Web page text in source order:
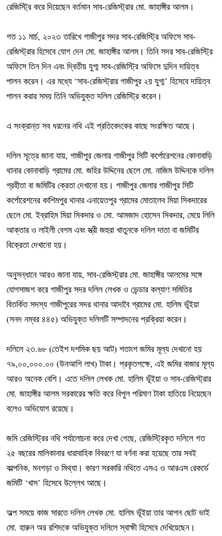
রেজিস্ট্রি করে দিয়েছেন বর্তমান সাব-রেজিস্ট্রার মো. জাহাঙ্গীর আলম।
গত ১১ মার্চ, ২০২৩ তারিখে গাজীপুর সদর সাব-রেজিস্ট্রি অফিসে সাব-
রেজিস্ট্রার হিসেবে যোগ দেন মো. জাহাঙ্গীর আলম। তিনি সদর সাব-রেজিস্ট্রি
অফিসে তিন দিন এবং দ্বিতীয় যুগ্ম সাব-রেজিস্ট্রি অফিসে দুদিন দায়িত্ব
পালন করেন। এর মধ্যে ‘সাব-রেজিস্ট্রার গাজীপুর ২য় যুগ্ম’ হিসেবে দায়িত্ব
পালন করার সময় তিনি অভিযুক্ত দলিল রেজিস্ট্রি করেন।
এ সংক্রান্ত সব ধরনের নথি এই প্রতিবেদকের কাছে সংরক্ষিত আছে।
দলিল সূত্রে জানা যায়, গাজীপুর জেলার গাজীপুর সিটি কর্পোরেশনের কোনাবাড়ি
থানার কোনাবাড়ি গ্রামের মো. জহির উদ্দিনের ছেলে মো. নাজিম উদ্দিনকে দলিল
গ্রহীতা বা জমিটির ক্রেতা দেখানো হয়। গাজীপুর জেলার গাজীপুর সিটি
কর্পোরেশনের কাশিমপুর থানার এনায়েতপুর গ্রামের মোতালেব মিয়া সিকদারের
ছেলে মো. ইব্রাহিম মিয়া সিকদার ও মো. আমজাদ হোসেন সিকদার, মেয়ে লিলি
আক্তার ও লাইলী বেগম এবং স্ত্রী জহুরা খাতুনকে দলিল দাতা বা জমিটির
বিক্রেতা দেখানো হয়।
অনুসন্ধানে আরও জানা যায়, সাব-রেজিস্ট্রার মো. জাহাঙ্গীর আলমের সঙ্গে
যোগসাজশ করে গাজীপুর সদর দলিল লেখক ও ভেন্ডার কল্যাণ সমিতির
বিতর্কিত সদস্য গাজীপুরের সদর থানার আদাবৈ গ্রামের মো. হালিম ভূঁইয়া
(সনদ নম্বর ৪৪৫) অভিযুক্ত দলিলটি সম্পাদনের প্রক্রিয়া করেন।
দলিলে ২৩.৬৮ (তেইশ দশমিক ছয় আট) শতাংশ জমির মূল্য দেখানো হয়
৭৯,০০,০০০.০০ (উনআশি লাখ) টাকা। প্রকৃতপক্ষে, এই জমির বাজার মূল্য
আরও অনেক বেশি। এতে দলিল লেখক মো. হালিম ভূঁইয়া ও সাব-রেজিস্ট্রার
মো. জাহাঙ্গীর আলম সরকারের ক্ষতি করে বিপুল পরিমাণ টাকা হাতিয়ে নিয়েছেন
বলেও অভিযোগ রয়েছে।
জমি রেজিস্ট্রির নথি পর্যালোচনা করে দেখা গেছে, রেজিস্ট্রিকৃত দলিলে গত
২৫ বছরের মালিকানার ধারাবাহিক বিবরণে যা বর্ণনা করা হয়েছে তার সবই
কাল্পনিক, মনগড়া ও মিথ্যা। কারণ সরকারি নথিতে এসএ ও আরএস রেকর্ডে
জমিটি ‘খাস’ হিসেবে উল্লেখ আছে।
অল্প সময়ে কাজ সারতে দলিল লেখক মো. হালিম ভূঁইয়া তার আপন ছোট ভাই
মো. হারুন অর রশিদকে অভিযুক্ত দলিলে স্বাক্ষী হিসেবে দেখিয়েছেন।